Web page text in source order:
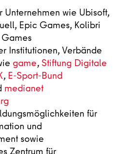
Unternehmen wie Ubisoft,
Epic Games, Kolibri
Institutionen, Verbände
game, Stiftung Digitale
, E-Sport-Bund
medianet
für
und
sowie
Zentrum für